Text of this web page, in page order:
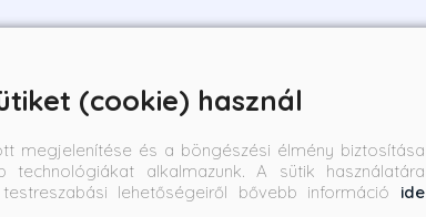
(cookie) használ
megjelenítése és a böngészési élmény biztosítása
alkalmazunk. A sütik használatára
lehetőségeiről bővebb információ ide